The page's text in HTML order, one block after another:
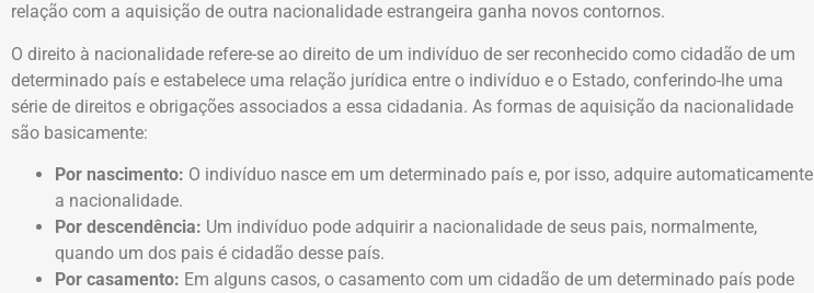
relação com a aquisição de outra nacionalidade estrangeira ganha novos contornos.
O direito à nacionalidade refere-se ao direito de um indivíduo de ser reconhecido como cidadão de um
determinado país e estabelece uma relação jurídica entre o indivíduo e o Estado, conferindo-lhe uma
série de direitos e obrigações associados a essa cidadania. As formas de aquisição da nacionalidade
são basicamente:
Por nascimento: O indivíduo nasce em um determinado país e, por isso, adquire automaticamente
a nacionalidade.
Por descendência: Um indivíduo pode adquirir a nacionalidade de seus pais, normalmente,
quando um dos pais é cidadão desse país.
Por casamento: Em alguns casos, o casamento com um cidadão de um determinado país pode